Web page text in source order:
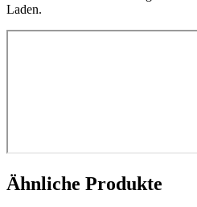
Laden.
Ähnliche Produkte